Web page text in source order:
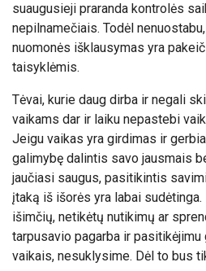
suaugusieji praranda kontrolės
nepilnamečiais. Todėl
nuomonės išklausymas yra
taisyklėmis.
Tėvai, kurie daug dirba ir negali
vaikams dar ir laiku nepastebi
Jeigu vaikas yra girdimas ir
galimybę dalintis savo jausmais
jaučiasi saugus, pasitikintis
įtaką iš išorės yra labai
išimčių, netikėtų nutikimų ar
tarpusavio pagarba ir
vaikais, nesuklysime. Dėl to bus